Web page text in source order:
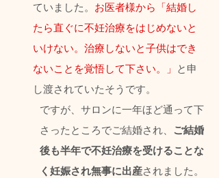
ていました。 お医者様から「結婚し
たら直ぐに不妊治療をはじめないと
いけない。治療しないと子供はでき
ないことを覚悟して下さい。」
と申
し渡されていたそうです。
ですが、サロンに一年ほど通って下
さったところでご結婚され、 ご結婚
後も半年で不妊治療を受けることな
く妊娠され無事に出産されました。